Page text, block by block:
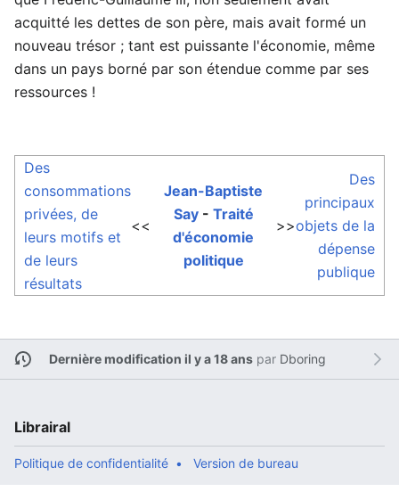
acquitté les dettes de son père, mais avait formé un
nouveau trésor ; tant est puissante l'économie, même
dans un pays borné par son étendue comme par ses
ressources !
Des
consommations
privées, de
leurs motifs et
de leurs
résultats
<<
Jean-Baptiste
Say- Traité
d'économie
politique
>>
Des
principaux
objets de la
dépense
publique
Dernière modification il y a 18 anspar Dboring
Librairal
Politique de confidentialité Version de bureau